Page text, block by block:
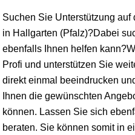
Suchen Sie Unterstützung
in Hallgarten (Pfalz)?Dabei
ebenfalls Ihnen helfen
Profi und unterstützen Sie
direkt einmal beeindrucken
Ihnen die gewünschten
können. Lassen Sie sich
beraten. Sie können somit in